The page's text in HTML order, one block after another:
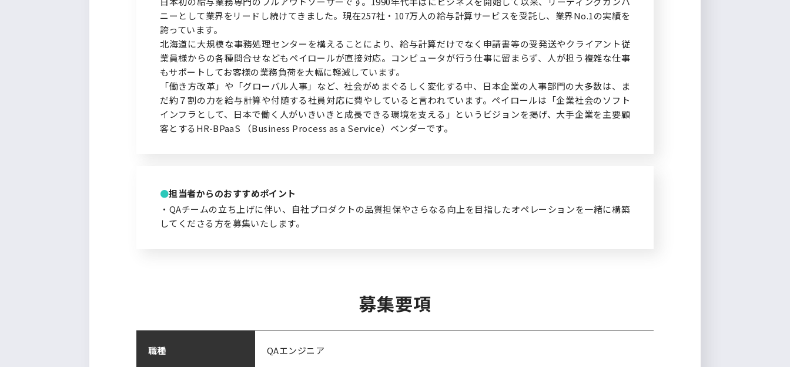
ニーとして業界をリードし続けてきました。現在257社・107万人の給与計算サービスを受託し、業界No.1の実績を
誇っています。
北海道に大規模な事務処理センターを構えることにより、給与計算だけでなく申請書等の受発送やクライアント従
業員様からの各種問合せなどもペイロールが直接対応。コンピュータが行う仕事に留まらず、人が担う複雑な仕事
もサポートしてお客様の業務負荷を大幅に軽減しています。
「働き方改革」や「グローバル人事」など、社会がめまぐるしく変化する中、日本企業の人事部門の大多数は、ま
だ約７割の力を給与計算や付随する社員対応に費やしていると言われています。ペイロールは「企業社会のソフト
インフラとして、日本で働く人がいきいきと成長できる環境を支える」というビジョンを掲げ、大手企業を主要顧
客とするHR-BPaaS （Business Process as a Service）ベンダーです。
担当者からのおすすめポイント
・QAチームの立ち上げに伴い、自社プロダクトの品質担保やさらなる向上を目指したオペレーションを一緒に構築
してくださる方を募集いたします。
募集要項
職種 QAエンジニア